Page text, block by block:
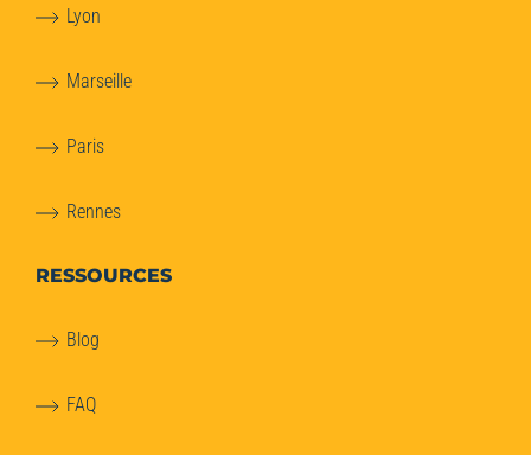
Lyon
Marseille
Paris
Rennes
RESSOURCES
Blog
FAQ